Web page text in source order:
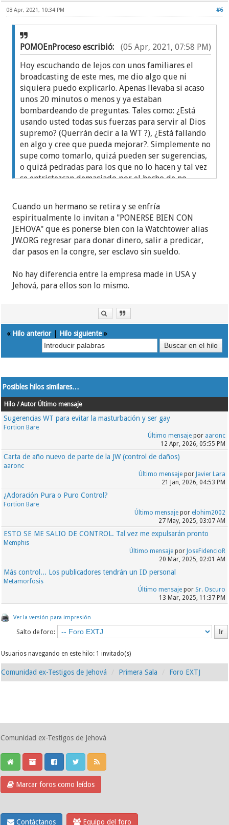
#6
08 Apr, 2021, 10:34 PM
(05 Apr, 2021, 07:58 PM)
POMOEnProceso escribió:
Hoy escuchando de lejos con unos familiares el
broadcasting de este mes, me dio algo que ni
siquiera puedo explicarlo. Apenas llevaba si acaso
unos 20 minutos o menos y ya estaban
bombardeando de preguntas. Tales como: ¿Está
usando usted todas sus fuerzas para servir al Dios
supremo? (Querrán decir a la WT ?), ¿Está fallando
en algo y cree que pueda mejorar?. Simplemente no
supe como tomarlo, quizá pueden ser sugerencias,
o quizá pedradas para los que no lo hacen y tal vez
se entristezcan demasiado por el hecho de no
importar que des el máximo.
¿Ustedes que opinan que sea? Los leo.
Cuando un hermano se retira y se enfría
espiritualmente lo invitan a "PONERSE BIEN CON
JEHOVA" que es ponerse bien con la Watchtower alias
JW.ORG regresar para donar dinero, salir a predicar,
dar pasos en la congre, ser esclavo sin sueldo.
No hay diferencia entre la empresa made in USA y
Jehová, para ellos son lo mismo.
« Hilo anterior| Hilo siguiente»
Posibles hilos similares…
Hilo / Autor Último mensaje
Sugerencias WT para evitar la masturbación y ser gay
Fortion Bare
Último mensajepor aaronc
12 Apr, 2026, 05:55 PM
Carta de año nuevo de parte de la JW (control de daños)
aaronc
Último mensajepor Javier Lara
21 Jan, 2026, 04:53 PM
¿Adoración Pura o Puro Control?
Fortion Bare
Último mensajepor elohim2002
27 May, 2025, 03:07 AM
ESTO SE ME SALIO DE CONTROL. Tal vez me expulsarán pronto
Memphis
Último mensajepor JoseFidencioR
20 Mar, 2025, 02:01 AM
Más control... Los publicadores tendrán un ID personal
Metamorfosis
Último mensajepor Sr. Oscuro
13 Mar, 2025, 11:37 PM
Ver la versión para impresión
Salto de foro:
Usuarios navegando en este hilo: 1 invitado(s)
Comunidad ex-Testigos de Jehová Primera Sala Foro EXTJ
Comunidad ex-Testigos de Jehová
Marcar foros como leídos
Contáctanos Equipo del foro